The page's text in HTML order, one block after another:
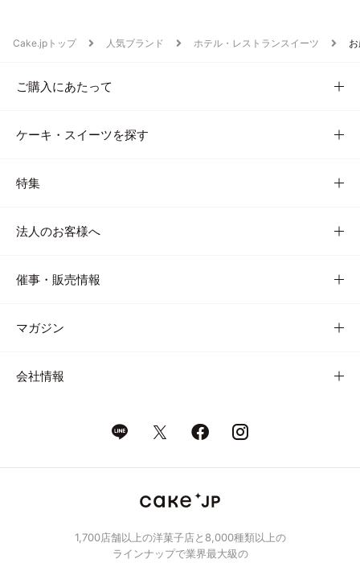
Cake.jpトップ 人気ブランド ホテル・レストランスイーツ
ご購入にあたって
ケーキ・スイーツを探す
特集
法人のお客様へ
催事・販売情報
マガジン
会社情報
1,700店舗以上の洋菓子店と8,000種類以上の
ラインナップで業界最大級の